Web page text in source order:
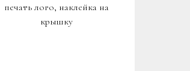
печать лого, наклейка на
крышку